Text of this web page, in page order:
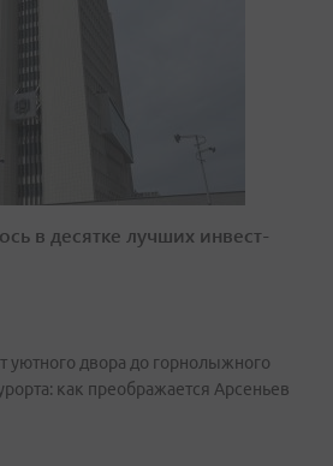
в десятке лучших инвест-
уютного двора до горнолыжного
как преображается Арсеньев